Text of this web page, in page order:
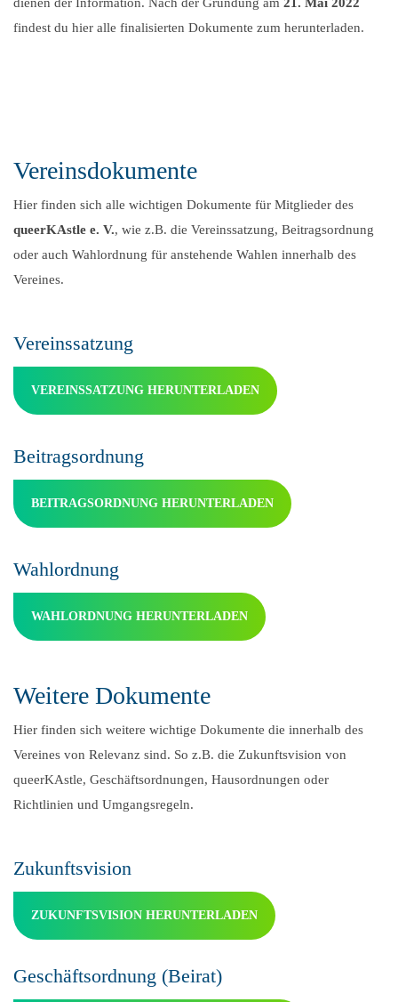
findest du hier alle finalisierten Dokumente zum herunterladen.
Vereinsdokumente
Hier finden sich alle wichtigen Dokumente für Mitglieder des
queerKAstle e. V., wie z.B. die Vereinssatzung, Beitragsordnung
oder auch Wahlordnung für anstehende Wahlen innerhalb des
Vereines.
Vereinssatzung
VEREINSSATZUNG HERUNTERLADEN
Beitragsordnung
BEITRAGSORDNUNG HERUNTERLADEN
Wahlordnung
WAHLORDNUNG HERUNTERLADEN
Weitere Dokumente
Hier finden sich weitere wichtige Dokumente die innerhalb des
Vereines von Relevanz sind. So z.B. die Zukunftsvision von
queerKAstle, Geschäftsordnungen, Hausordnungen oder
Richtlinien und Umgangsregeln.
Zukunftsvision
ZUKUNFTSVISION HERUNTERLADEN
Geschäftsordnung (Beirat)